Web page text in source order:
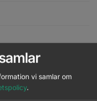
Moist & vi samlar om
.